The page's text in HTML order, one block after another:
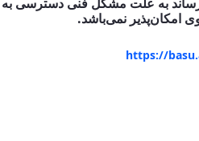
امکان‌پذیر نمی‌باشد.